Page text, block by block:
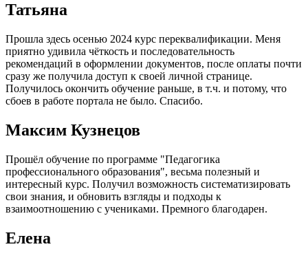
Татьяна
Прошла здесь осенью 2024 курс переквалификации. Меня
приятно удивила чёткость и последовательность
рекомендаций в оформлении документов, после оплаты почти
сразу же получила доступ к своей личной странице.
Получилось окончить обучение раньше, в т.ч. и потому, что
сбоев в работе портала не было. Спасибо.
Максим Кузнецов
Прошёл обучение по программе "Педагогика
профессионального образования", весьма полезный и
интересный курс. Получил возможность систематизировать
свои знания, и обновить взгляды и подходы к
взаимоотношению с учениками. Премного благодарен.
Елена